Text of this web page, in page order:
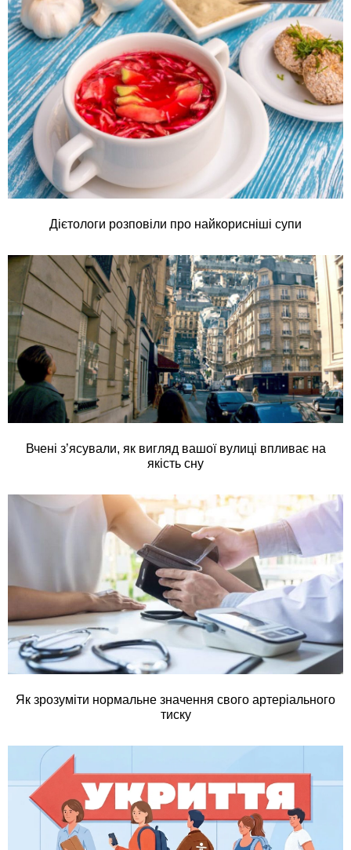
Дієтологи розповіли про найкорисніші супи
Вчені з’ясували, як вигляд вашої вулиці впливає на
якість сну
Як зрозуміти нормальне значення свого артеріального
тиску